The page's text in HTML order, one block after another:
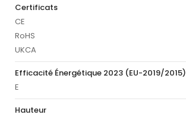
Certificats
CE
RoHS
UKCA
Efficacité Énergétique 2023 (EU-2019/2015)
E
Hauteur